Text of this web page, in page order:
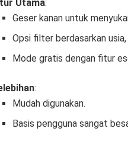
Utama:
Geser kanan untuk
Opsi filter berdasarkan usia,
Mode gratis dengan fitur
:
Mudah digunakan.
Basis pengguna sangat